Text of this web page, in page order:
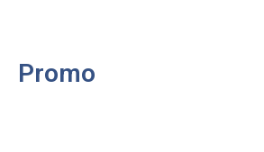
Promo